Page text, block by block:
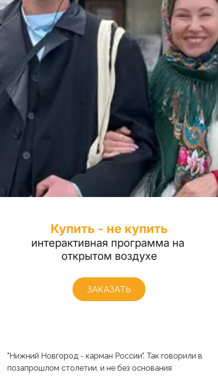
Купить - не купить
интерактивная программа на
открытом воздухе
ЗАКАЗАТЬ
"Нижний Новгород - карман России". Так говорили в
позапрошлом столетии, и не без основания